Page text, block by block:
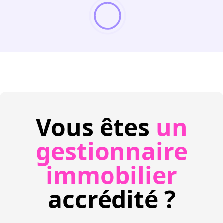
Vous êtes un
gestionnaire
immobilier
accrédité ?